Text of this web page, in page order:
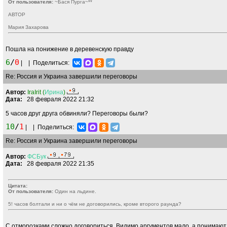
От пользователя: ~Бася Пурга~**
АВТОР
Мария Захарова
Пошла на понижение в деревенскую правду
6/0
Поделиться:
Re: Россия и Украина завершили переговоры
Автор: IraIrit (Ирина)
Дата: 28 февраля 2022 21:32
5 часов друг друга обвиняли? Переговоры были?
10/1
Поделиться:
Re: Россия и Украина завершили переговоры
Автор: ФСБук
Дата: 28 февраля 2022 21:35
Цитата:
От пользователя: Один на льдине.
5! часов болтали и ни о чём не договорились, кроме второго раунда?